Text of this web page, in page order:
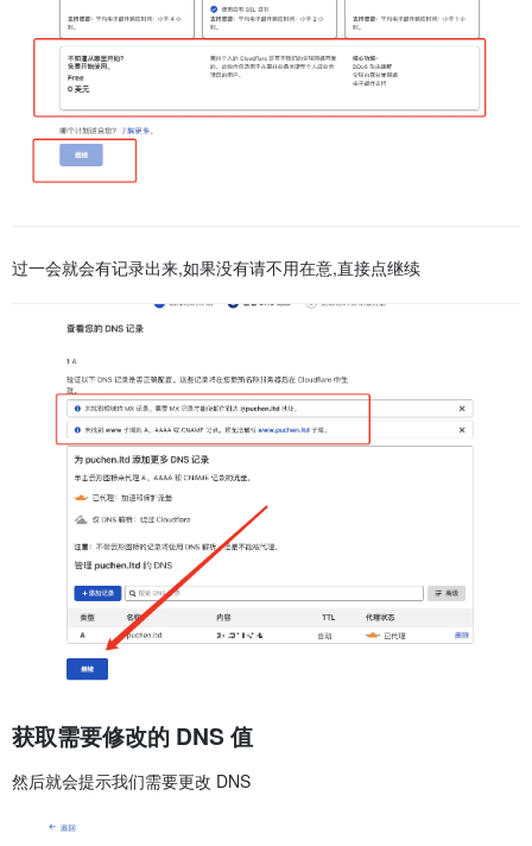
过一会就会有记录出来,如果没有请不用在意,直接点继续
获取需要修改的 DNS 值
然后就会提示我们需要更改 DNS